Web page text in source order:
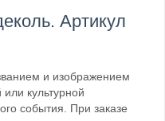
Артикул
и изображением
культурной
события. При заказе